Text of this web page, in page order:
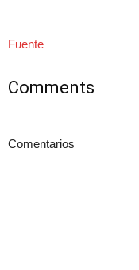
Fuente
Comments
Comentarios